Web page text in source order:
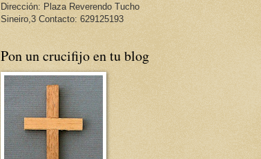
Dirección: Plaza Reverendo Tucho
Sineiro,3 Contacto: 629125193
Pon un crucifijo en tu blog